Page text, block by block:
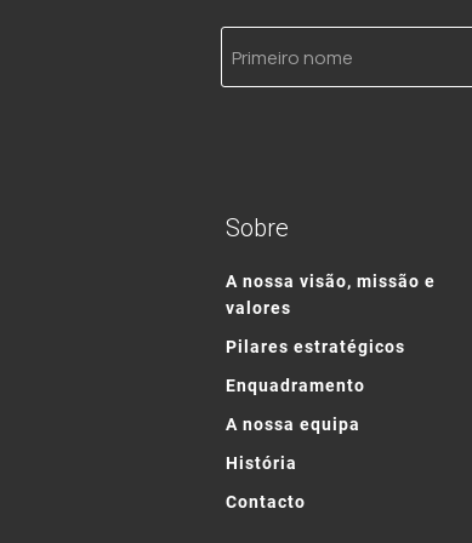
Primeiro
nome
Sobre
A nossa visão, missão e
valores
Pilares estratégicos
Enquadramento
A nossa equipa
História
Contacto